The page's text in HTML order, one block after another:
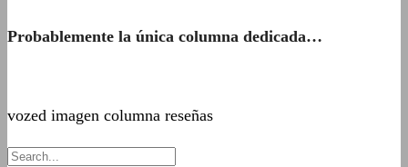
Probablemente la única columna dedicada…
vozed imagen columna reseñas